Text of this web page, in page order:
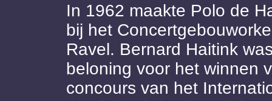
In 1962 maakte Polo de
bij het
Ravel. Bernard Haitink
beloning voor het winnen
concours van het